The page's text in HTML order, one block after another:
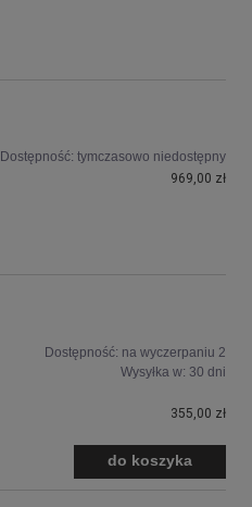
Dostępność: tymczasowo niedostępny
969,00 zł
Dostępność: na wyczerpaniu 2
Wysyłka w: 30 dni
355,00 zł
do koszyka